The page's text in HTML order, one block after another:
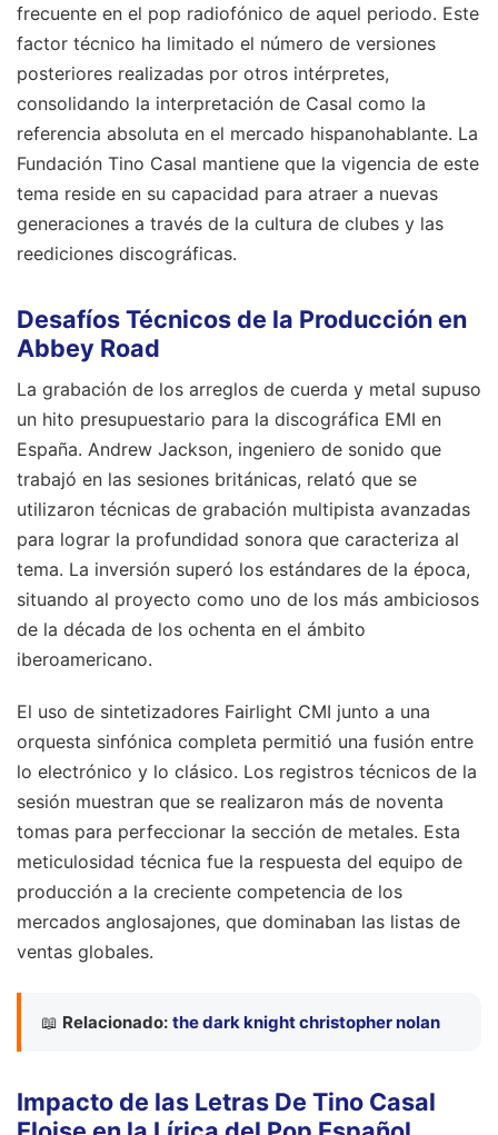
frecuente en el pop radiofónico de aquel periodo. Este
factor técnico ha limitado el número de versiones
posteriores realizadas por otros intérpretes,
consolidando la interpretación de Casal como la
referencia absoluta en el mercado hispanohablante. La
Fundación Tino Casal mantiene que la vigencia de este
tema reside en su capacidad para atraer a nuevas
generaciones a través de la cultura de clubes y las
reediciones discográficas.
Desafíos Técnicos de la Producción en
Abbey Road
La grabación de los arreglos de cuerda y metal supuso
un hito presupuestario para la discográfica EMI en
España. Andrew Jackson, ingeniero de sonido que
trabajó en las sesiones británicas, relató que se
utilizaron técnicas de grabación multipista avanzadas
para lograr la profundidad sonora que caracteriza al
tema. La inversión superó los estándares de la época,
situando al proyecto como uno de los más ambiciosos
de la década de los ochenta en el ámbito
iberoamericano.
El uso de sintetizadores Fairlight CMI junto a una
orquesta sinfónica completa permitió una fusión entre
lo electrónico y lo clásico. Los registros técnicos de la
sesión muestran que se realizaron más de noventa
tomas para perfeccionar la sección de metales. Esta
meticulosidad técnica fue la respuesta del equipo de
producción a la creciente competencia de los
mercados anglosajones, que dominaban las listas de
ventas globales.
📖 Relacionado: the dark knight christopher nolan
Impacto de las Letras De Tino Casal